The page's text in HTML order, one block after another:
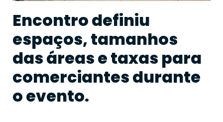
Encontro definiu
espaços, tamanhos
das áreas e taxas para
comerciantes durante
o evento.